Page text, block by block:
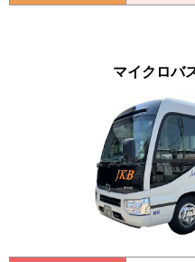
マイクロバ